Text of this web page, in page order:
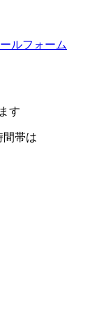
ールフォーム
す
間帯は